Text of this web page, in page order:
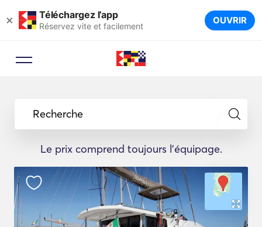
× Téléchargez l’app
Réservez vite et facilement OUVRIR
Recherche
Le prix comprend toujours l'équipage.